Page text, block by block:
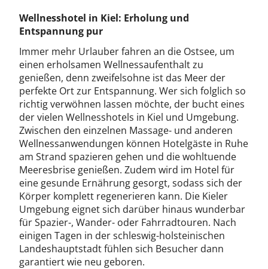
Wellnesshotel in Kiel: Erholung und
Entspannung pur
Immer mehr Urlauber fahren an die Ostsee, um
einen erholsamen Wellnessaufenthalt zu
genießen, denn zweifelsohne ist das Meer der
perfekte Ort zur Entspannung. Wer sich folglich so
richtig verwöhnen lassen möchte, der bucht eines
der vielen Wellnesshotels in Kiel und Umgebung.
Zwischen den einzelnen Massage- und anderen
Wellnessanwendungen können Hotelgäste in Ruhe
am Strand spazieren gehen und die wohltuende
Meeresbrise genießen. Zudem wird im Hotel für
eine gesunde Ernährung gesorgt, sodass sich der
Körper komplett regenerieren kann. Die Kieler
Umgebung eignet sich darüber hinaus wunderbar
für Spazier-, Wander- oder Fahrradtouren. Nach
einigen Tagen in der schleswig-holsteinischen
Landeshauptstadt fühlen sich Besucher dann
garantiert wie neu geboren.